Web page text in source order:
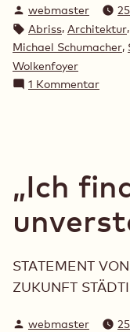
Verfasst
von
webmaster
Schlagwörter:
Abriss, Architektur,
Michael Schumacher,
Wolkenfoyer
1 Kommentarzu
„Ich
STATEMENT
ZUKUNFT
Verfasst
webmaster